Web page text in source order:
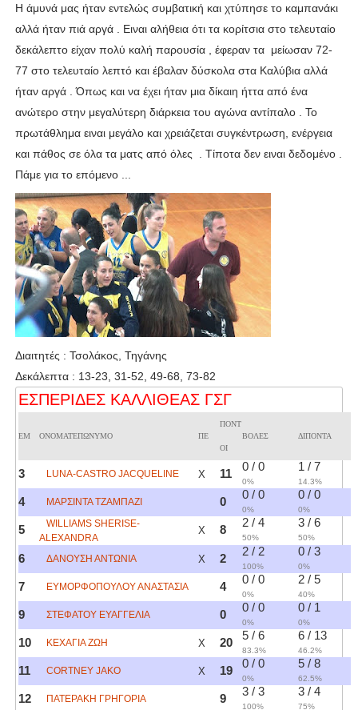
Η άμυνά μας ήταν εντελώς συμβατική και χτύπησε το καμπανάκι
αλλά ήταν πιά αργά . Ειναι αλήθεια ότι τα κορίτσια στο τελευταίο
δεκάλεπτο είχαν πολύ καλή παρουσία , έφεραν τα μείωσαν 72-
77 στο τελευταίο λεπτό και έβαλαν δύσκολα στα Καλύβια αλλά
ήταν αργά . Όπως και να έχει ήταν μια δίκαιη ήττα από ένα
ανώτερο στην μεγαλύτερη διάρκεια του αγώνα αντίπαλο . Το
πρωτάθλημα ειναι μεγάλο και χρειάζεται συγκέντρωση, ενέργεια
και πάθος σε όλα τα ματς από όλες . Τίποτα δεν ειναι δεδομένο .
Πάμε για το επόμενο ...
Διαιτητές : Τσολάκος, Τηγάνης
Δεκάλεπτα : 13-23, 31-52, 49-68, 73-82
ΕΣΠΕΡΙΔΕΣ ΚΑΛΛΙΘΕΑΣ ΓΣΓ
ΕΜ ΟΝΟΜΑΤΕΠΩΝΥΜΟ ΠΕ
ΠΟΝΤ
ΟΙ
ΒΟΛΕΣ ΔΙΠΟΝΤΑ
3 LUNA-CASTRO JACQUELINE X 11
0 / 0
0%
1 / 7
14.3%
4 ΜΑΡΣΙΝΤΑ ΤΖΑΜΠΑΖΙ 0
0 / 0
0%
0 / 0
0%
5
WILLIAMS SHERISE-
ALEXANDRA
X 8
2 / 4
50%
3 / 6
50%
6 ΔΑΝΟΥΣΗ ΑΝΤΩΝΙΑ X 2
2 / 2
100%
0 / 3
0%
7 ΕΥΜΟΡΦΟΠΟΥΛΟΥ ΑΝΑΣΤΑΣΙΑ 4
0 / 0
0%
2 / 5
40%
9 ΣΤΕΦΑΤΟΥ ΕΥΑΓΓΕΛΙΑ 0
0 / 0
0%
0 / 1
0%
10 ΚΕΧΑΓΙΑ ΖΩΗ X 20
5 / 6
83.3%
6 / 13
46.2%
11 CORTNEY JAKO X 19
0 / 0
0%
5 / 8
62.5%
12 ΠΑΤΕΡΑΚΗ ΓΡΗΓΟΡΙΑ 9
3 / 3
100%
3 / 4
75%